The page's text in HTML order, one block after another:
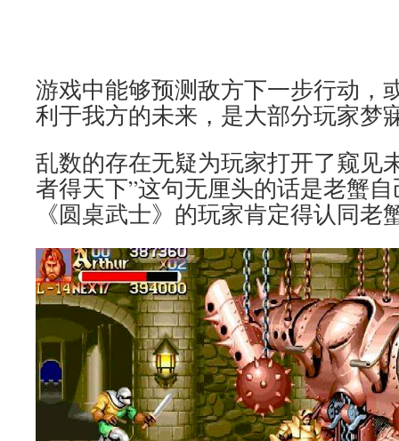
游戏中能够预测敌方下一步行动，
利于我方的未来，是大部分玩家梦
乱数的存在无疑为玩家打开了窥见
者得天下”这句无厘头的话是老蟹
《圆桌武士》的玩家肯定得认同老